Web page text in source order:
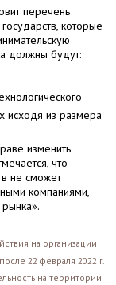
перечень
которые
должны будут:
исходя из размера
изменить
что
не сможет
компаниями,
на организации
22 февраля 2022 г.
на территории